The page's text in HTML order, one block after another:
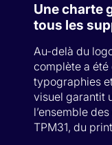
Une charte
tous les
Au-delà du
complète a été
typographies
visuel garantit
l’ensemble
TPM31, du